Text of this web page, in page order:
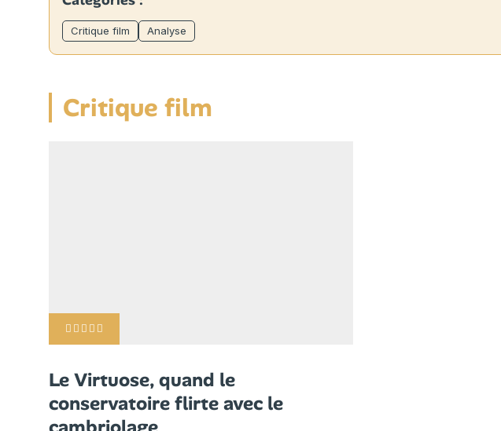
Critique film Analyse
Critique film
Le Virtuose, quand le
conservatoire flirte avec le